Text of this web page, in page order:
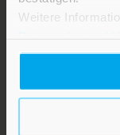
Weitere